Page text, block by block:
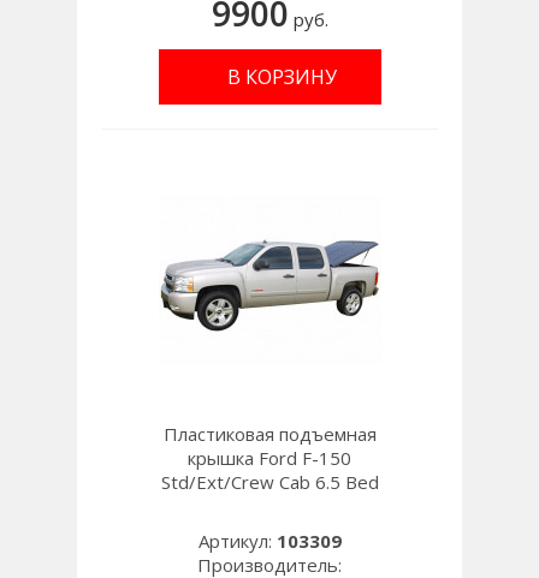
9900 руб.
В КОРЗИНУ
Пластиковая подъемная
крышка Ford F-150
Std/Ext/Crew Cab 6.5 Bed
Артикул: 103309
Производитель: